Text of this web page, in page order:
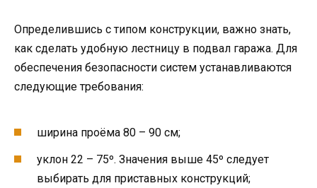
Определившись с типом конструкции, важно знать,
как сделать удобную лестницу в подвал гаража. Для
обеспечения безопасности систем устанавливаются
следующие требования:
ширина проёма 80 – 90 см;
уклон 22 – 75º. Значения выше 45º следует
выбирать для приставных конструкций;